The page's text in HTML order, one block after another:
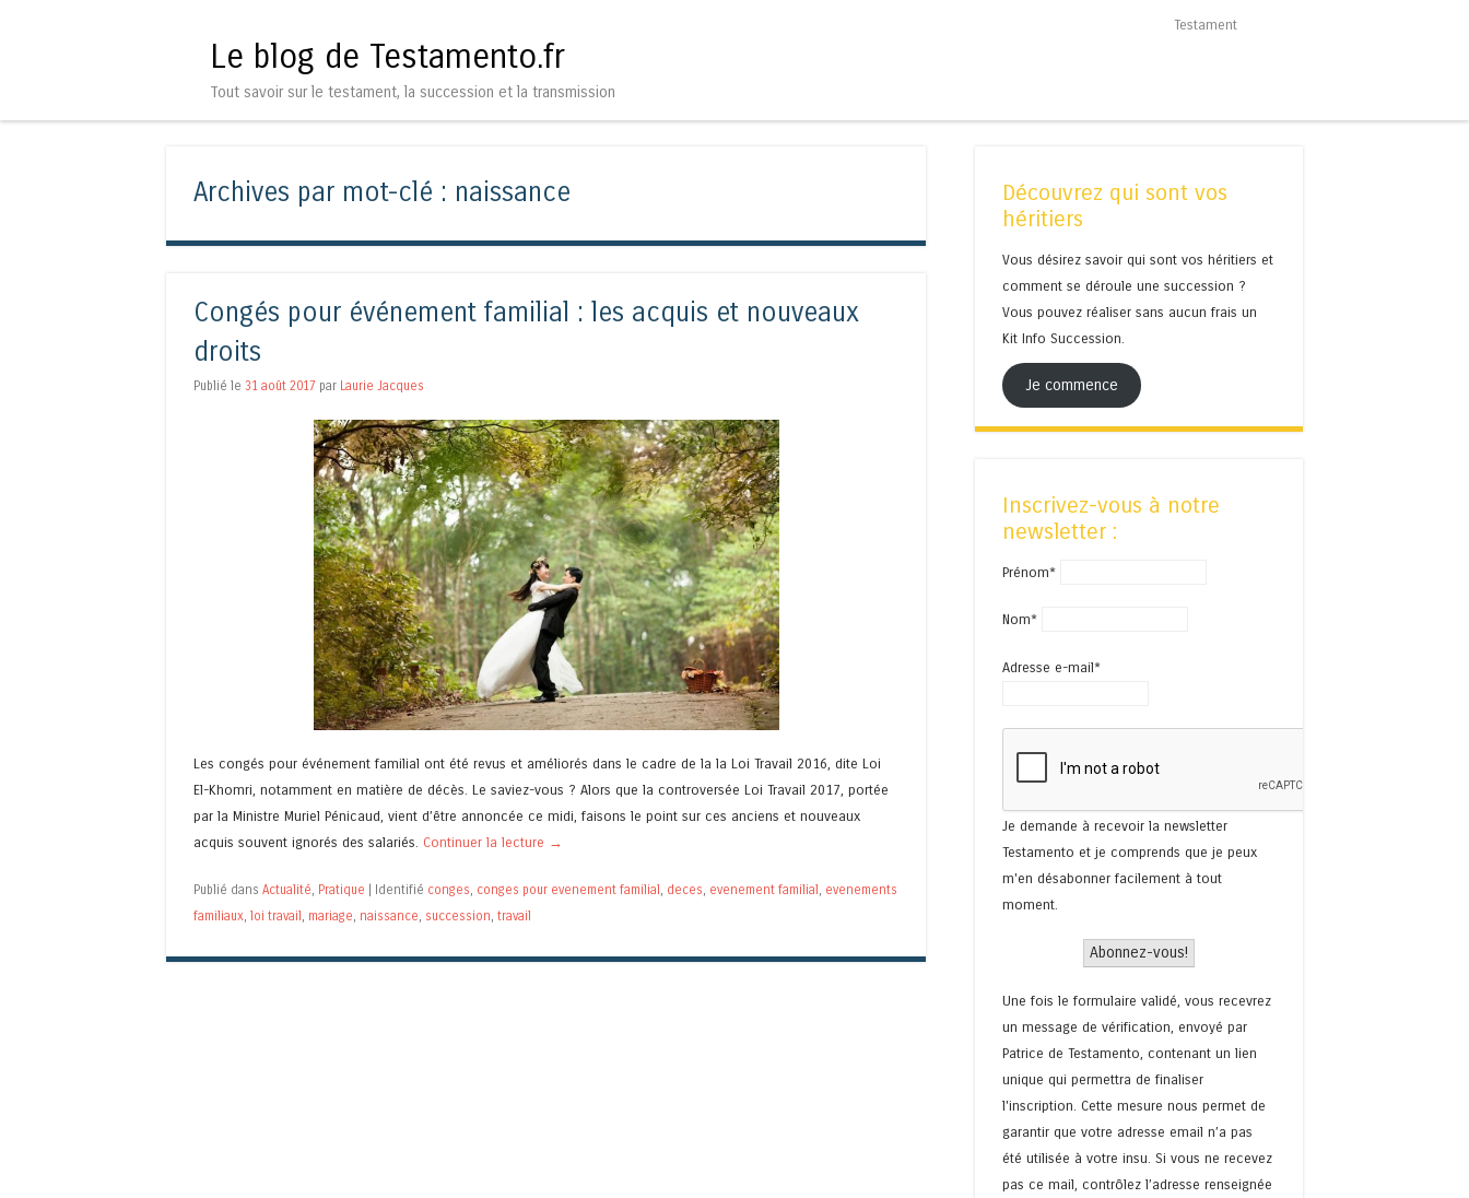
Le blog de Testamento.fr
Tout savoir sur le testament, la succession et la transmission
Testament
Archives par mot-clé : naissance
Congés pour événement familial : les acquis et nouveaux
droits
Publié le 31 août 2017 par Laurie Jacques
Les congés pour événement familial ont été revus et améliorés dans le cadre de la la Loi Travail 2016, dite Loi
El-Khomri, notamment en matière de décès. Le saviez-vous ? Alors que la controversée Loi Travail 2017, portée
par la Ministre Muriel Pénicaud, vient d’être annoncée ce midi, faisons le point sur ces anciens et nouveaux
acquis souvent ignorés des salariés. Continuer la lecture →
Publié dans Actualité, Pratique Identifié conges, conges pour evenement familial , deces, evenement familial , evenements
familiaux, loi travail , mariage, naissance, succession, travail
Découvrez qui sont vos
héritiers
Vous désirez savoir qui sont vos héritiers et
comment se déroule une succession ?
Vous pouvez réaliser sans aucun frais un
Kit Info Succession.
Je commence
Inscrivez-vous à notre
newsletter :
Prénom*
Nom*
Adresse e-mail*
Je demande à recevoir la newsletter
Testamento et je comprends que je peux
m'en désabonner facilement à tout
moment.
Une fois le formulaire validé, vous recevrez
un message de vérification, envoyé par
Patrice de Testamento, contenant un lien
unique qui permettra de finaliser
l'inscription. Cette mesure nous permet de
garantir que votre adresse email n’a pas
été utilisée à votre insu. Si vous ne recevez
pas ce mail, contrôlez l’adresse renseignée